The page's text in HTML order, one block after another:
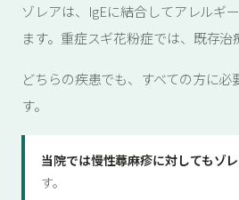
ゾレアは、IgEに結合してアレルギ
ます。重症スギ花粉症では、既存
どちらの疾患でも、すべての方に
す。
当院では慢性蕁麻疹に対してもゾ
す。